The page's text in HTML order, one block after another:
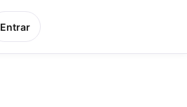
Entrar